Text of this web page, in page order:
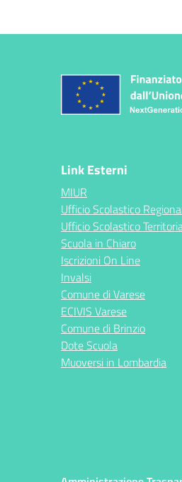
Link Esterni
MIUR
Ufficio Scolastico
Ufficio Scolastico
Scuola in Chiaro
Iscrizioni On Line
Invalsi
Comune di Varese
ECIVIS Varese
Comune di Brinzio
Dote Scuola
Muoversi in Lombardia